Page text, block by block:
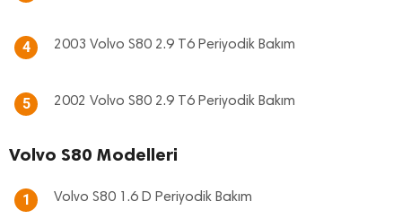
4 2003 Volvo S80 2.9 T6 Periyodik Bakım
5 2002 Volvo S80 2.9 T6 Periyodik Bakım
Volvo S80 Modelleri
1 Volvo S80 1.6 D Periyodik Bakım